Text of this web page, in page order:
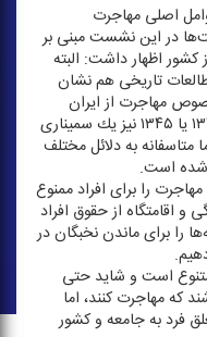
اصلی مهاجرت
در این نشست مبنی بر
اظهار داشت: البته
تاریخی هم نشان
مهاجرت از ایران
وجود داشته است و حتی در سال‌های ۱۳۴۶ یا ۱۳۴۵ نیز یك سمیناری
به دلائل مختلف
شده است.
را برای افراد ممنوع
اقامتگاه از حقوق افراد
را برای ماندن نخبگان در
است و شاید حتی
كه مهاجرت كنند، اما
فرد به جامعه و كشور